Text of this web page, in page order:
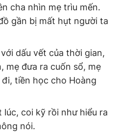
cha nhìn mẹ trìu mến.
gần bị mất hụt người ta
dấu vết của thời gian,
mẹ đưa ra cuốn sổ, mẹ
tiền học cho Hoàng
coi kỹ rồi như hiểu ra
nói.